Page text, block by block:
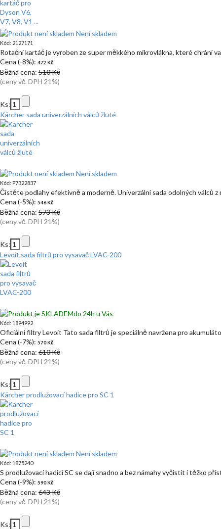
Není skladem
Kód: 2127171
Rotační kartáč je vyroben ze super měkkého mikrovlákna, které chrání
Cena (-8%): 472 Kč
Běžná cena: 510 Kč
(ceny vč. DPH 21%)
Ks:
Kärcher sada univerzálních válců žluté
Není skladem
Kód: P7322837
Čistěte podlahy efektivně a moderně. Univerzální sada odolných válců z
Cena (-5%): 546 Kč
Běžná cena: 573 Kč
(ceny vč. DPH 21%)
Ks:
Levoit sada filtrů pro vysavač LVAC-200
do 24h u Vás
Kód: 1894992
Oficiální filtry Levoit Tato sada filtrů je speciálně navržena pro
Cena (-7%): 570 Kč
Běžná cena: 610 Kč
(ceny vč. DPH 21%)
Ks:
Kärcher prodlužovací hadice pro SC 1
Není skladem
Kód: 1875240
S prodlužovací hadicí SC se dají snadno a bez námahy vyčistit i těžko
Cena (-9%): 590 Kč
Běžná cena: 643 Kč
(ceny vč. DPH 21%)
Ks: